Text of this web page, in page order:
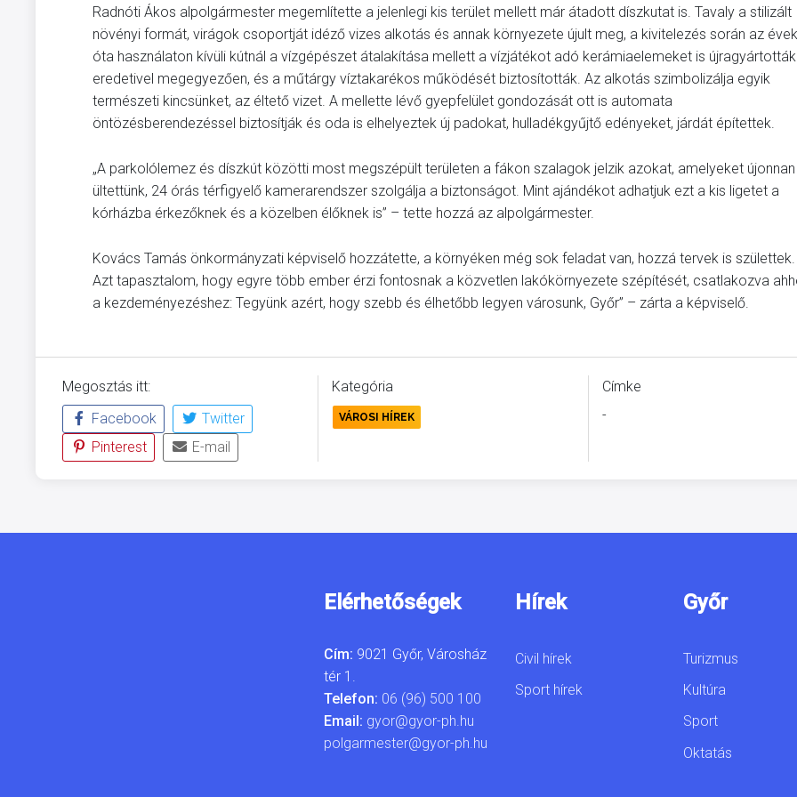
Radnóti Ákos alpolgármester megemlítette a jelenlegi kis terület mellett már átadott díszkutat is. Tavaly a stilizált
növényi formát, virágok csoportját idéző vizes alkotás és annak környezete újult meg, a kivitelezés során az évek
óta használaton kívüli kútnál a vízgépészet átalakítása mellett a vízjátékot adó kerámiaelemeket is
eredetivel megegyezően, és a műtárgy víztakarékos működését biztosították. Az alkotás szimbolizálja egyik
természeti kincsünket, az éltető vizet. A mellette lévő gyepfelület gondozását ott is automata
öntözésberendezéssel biztosítják és oda is elhelyeztek új padokat, hulladékgyűjtő edényeket, járdát építettek.
„A parkolólemez és díszkút közötti most megszépült területen a fákon szalagok jelzik azokat, amelyeket újonnan
ültettünk, 24 órás térfigyelő kamerarendszer szolgálja a biztonságot. Mint ajándékot adhatjuk ezt a kis ligetet a
kórházba érkezőknek és a közelben élőknek is” – tette hozzá az alpolgármester.
Kovács Tamás önkormányzati képviselő hozzátette, a környéken még sok feladat van, hozzá tervek is születtek.
Azt tapasztalom, hogy egyre több ember érzi fontosnak a közvetlen lakókörnyezete szépítését, csatlakozva
a kezdeményezéshez: Tegyünk azért, hogy szebb és élhetőbb legyen városunk, Győr” – zárta a képviselő.
Megosztás itt:
Facebook
Twitter
Pinterest
E-mail
Kategória
VÁROSI HÍREK
Címke
-
Elérhetőségek
Cím: 9021 Győr, Városház
tér 1.
Telefon: 06 (96) 500 100
Email: gyor@gyor-ph.hu
polgarmester@gyor-ph.hu
Hírek
Civil hírek
Sport hírek
Győr
Turizmus
Kultúra
Sport
Oktatás